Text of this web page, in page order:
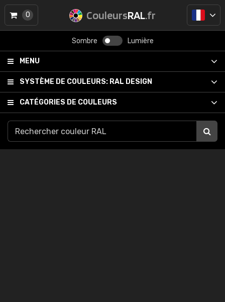
CouleursRAL.fr
Sombre Lumière
MENU
SYSTÈME DE COULEURS: RAL DESIGN
CATÉGORIES DE COULEURS
0